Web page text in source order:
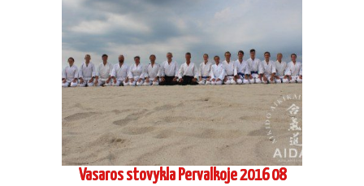
Vasaros stovykla Pervalkoje 2016 08